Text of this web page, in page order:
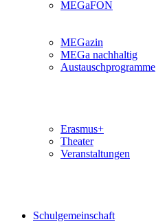
MEGaFON
MEGazin
MEGa nachhaltig
Austauschprogramme
Erasmus+
Theater
Veranstaltungen
Schulgemeinschaft